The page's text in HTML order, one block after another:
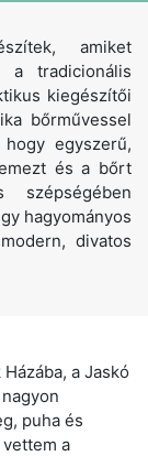
amiket
a tradicionális
kiegészítői
bőrművessel
egyszerű,
és a bőrt
szépségében
hagyományos
divatos
a Jaskó
puha és
a